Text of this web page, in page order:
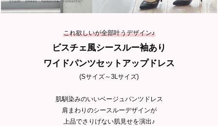
これ欲しいが全部叶うデザイン♪
ビスチェ風シースルー袖あり
ワイドパンツセットアップドレス
(Sサイズ～3Lサイズ)
肌馴染みのいいベージュパンツドレス
肩まわりのシースルーデザインが
上品でさりげない肌見せを演出♪